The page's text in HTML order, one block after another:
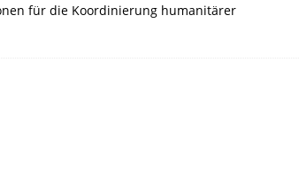
für die Koordinierung humanitärer